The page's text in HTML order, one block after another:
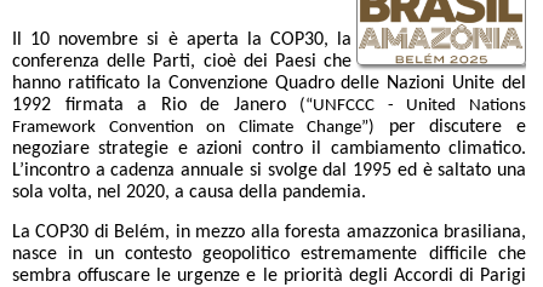
Il 10 novembre si è aperta la COP30, la
conferenza delle Parti, cioè dei Paesi che
hanno ratificato la Convenzione Quadro delle Nazioni Unite del
1992 firmata a Rio de Janero (“UNFCCC - United Nations
Framework Convention on Climate Change”) per discutere e
negoziare strategie e azioni contro il cambiamento climatico.
L’incontro a cadenza annuale si svolge dal 1995 ed è saltato una
sola volta, nel 2020, a causa della pandemia.
La COP30 di Belém, in mezzo alla foresta amazzonica brasiliana,
nasce in un contesto geopolitico estremamente difficile che
sembra offuscare le urgenze e le priorità degli Accordi di Parigi